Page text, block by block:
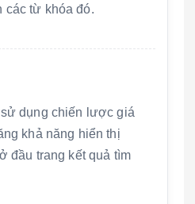
các từ khóa đó.
dụng chiến lược giá
khả năng hiển thị
đầu trang kết quả tìm